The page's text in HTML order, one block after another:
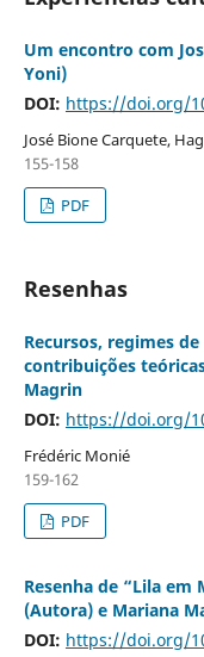
Um encontro com
Yoni)
DOI: https://doi.org/
José Bione Carquete,
155-158
PDF
Resenhas
Recursos, regimes
contribuições
Magrin
DOI: https://doi.org/
Frédéric Monié
159-162
PDF
Resenha de “Lila em
(Autora) e Mariana
DOI: https://doi.org/